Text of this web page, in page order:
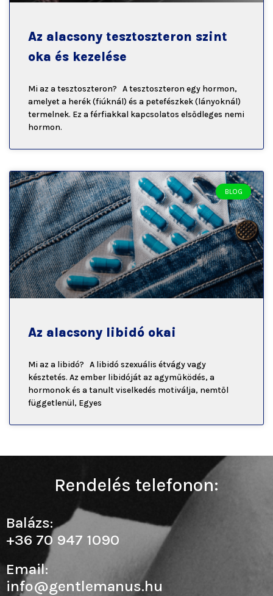
Az alacsony tesztoszteron szint
oka és kezelése
Mi az a tesztoszteron? A tesztoszteron egy hormon,
amelyet a herék (fiúknál) és a petefészkek (lányoknál)
termelnek. Ez a férfiakkal kapcsolatos elsődleges nemi
hormon.
BLOG
Az alacsony libidó okai
Mi az a libidó? A libidó szexuális étvágy vagy
késztetés. Az ember libidóját az agyműködés, a
hormonok és a tanult viselkedés motiválja, nemtől
függetlenül, Egyes
Rendelés telefonon:
Balázs:
+36 70 947 1090
Email:
info@gentlemanus.hu